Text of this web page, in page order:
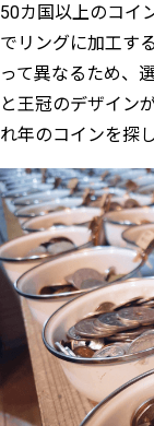
50カ国以上のコイ
でリングに加工す
って異なるため、
と王冠のデザイン
れ年のコインを探